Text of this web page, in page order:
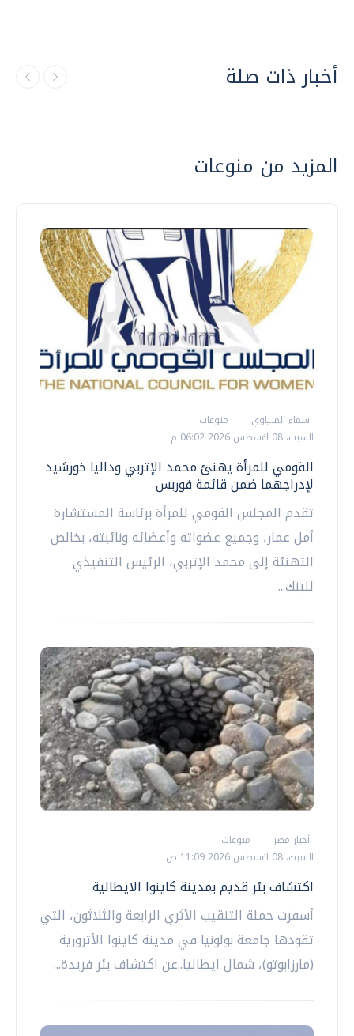
أخبار ذات صلة
المزيد من منوعات
سماء المنياوي
منوعات
السبت، 08 اغسطس 2026 06:02 م
القومي للمرأة يهنئ محمد الإتربي وداليا خورشيد
لإدراجهما ضمن قائمة فوربس
تقدم المجلس القومي للمرأة برئاسة المستشارة
أمل عمار، وجميع عضواته وأعضائه ونائبته، بخالص
التهنئة إلى محمد الإتربي، الرئيس التنفيذي
للبنك...
أخبار مصر
منوعات
السبت، 08 اغسطس 2026 11:09 ص
اكتشاف بئر قديم بمدينة كاينوا الايطالية
أسفرت حملة التنقيب الأثري الرابعة والثلاثون، التي
تقودها جامعة بولونيا في مدينة كاينوا الأترورية
(مارزابوتو)، شمال ايطاليا..عن اكتشاف بئر فريدة...